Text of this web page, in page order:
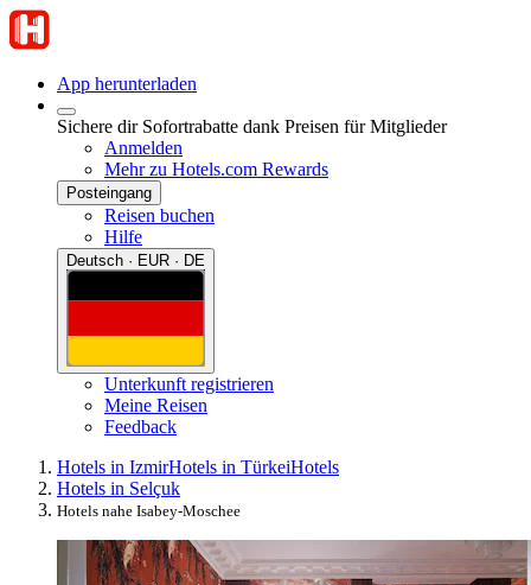
App herunterladen
Sichere dir Sofortrabatte dank Preisen für Mitglieder
Anmelden
Mehr zu Hotels.com Rewards
Posteingang
Reisen buchen
Hilfe
Deutsch · EUR · DE
Unterkunft registrieren
Meine Reisen
Feedback
Hotels in IzmirHotels in TürkeiHotels
Hotels in Selçuk
Hotels nahe Isabey-Moschee